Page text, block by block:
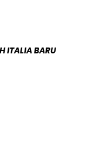
ITALIA BARU